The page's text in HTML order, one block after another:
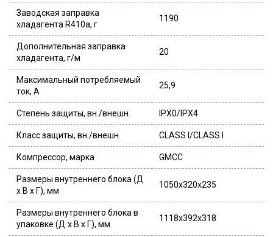
Заводская заправка
хладагента R410a, г
1190
Дополнительная заправка
хладагента, г/м
20
Максимальный потребляемый
ток, А
25,9
Степень защиты, вн./внешн. IPX0/IPX4
Класс защиты, вн./внешн. CLASS I/CLASS I
Компрессор, марка GMCC
Размеры внутреннего блока (Д
x В x Г), мм
1050x320x235
Размеры внутреннего блока в
упаковке (Д x В x Г), мм
1118x392x318